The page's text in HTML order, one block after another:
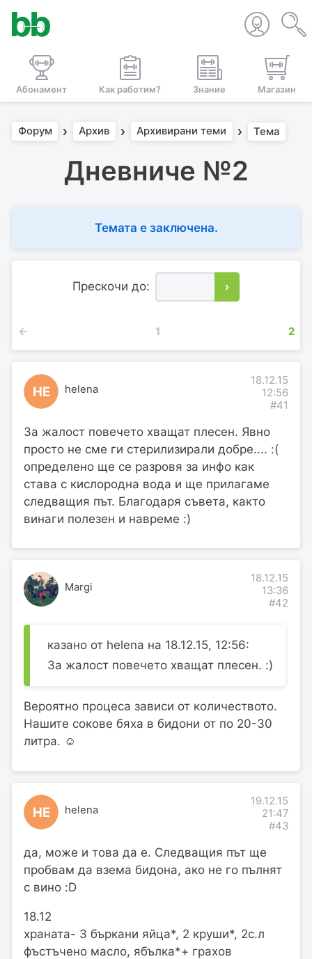
Абонамент Как работим? Знание Магазин
Форум Архив Архивирани теми Тема
Дневниче №2
Темата е заключена.
Прескочи до: ›
← 1 2
HE helena
18.12.15
12:56
#41
За жалост повечето хващат плесен. Явно
просто не сме ги стерилизирали добре.... :(
определено ще се разровя за инфо как
става с кислородна вода и ще прилагаме
следващия път. Благодаря съвета, както
винаги полезен и навреме :)
Margi
18.12.15
13:36
#42
казано от helena на 18.12.15, 12:56:
За жалост повечето хващат плесен. :)
Вероятно процеса зависи от количеството.
Нашите сокове бяха в бидони от по 20-30
литра. ☺
HE helena
19.12.15
21:47
#43
да, може и това да е. Следващия път ще
пробвам да взема бидона, ако не го пълнят
с вино :D
18.12
храната- 3 бъркани яйца*, 2 круши*, 2с.л
фъстъчено масло, ябълка*+ грахов